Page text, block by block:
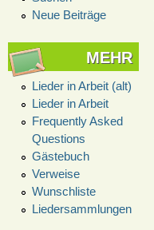
Neue Beiträge
MEHR
Lieder in Arbeit (alt)
Lieder in Arbeit
Frequently Asked
Questions
Gästebuch
Verweise
Wunschliste
Liedersammlungen